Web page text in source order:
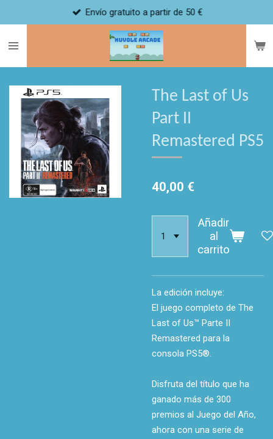
contenido
Envío gratuito a partir de 50 €
The Last of Us
Part II
Remastered PS5
40,00 €
Añadir
al
carrito
La edición incluye:
El juego completo de The
Last of Us™ Parte II
Remastered para la
consola PS5®.
Disfruta del título que ha
ganado más de 300
premios al Juego del Año,
ahora con una serie de